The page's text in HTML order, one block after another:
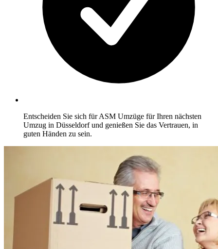
Entscheiden Sie sich für ASM Umzüge für Ihren nächsten
Umzug in Düsseldorf und genießen Sie das Vertrauen, in
guten Händen zu sein.